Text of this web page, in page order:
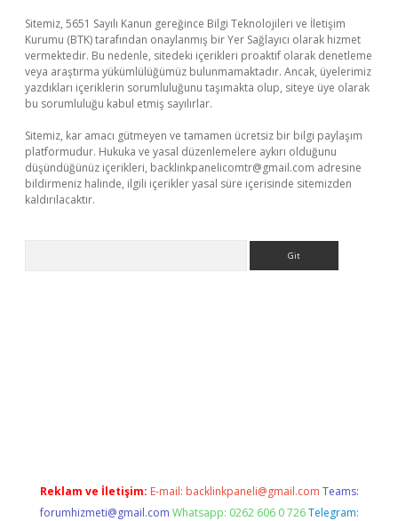
Sitemiz, 5651 Sayılı Kanun gereğince Bilgi Teknolojileri ve İletişim
Kurumu (BTK) tarafından onaylanmış bir Yer Sağlayıcı olarak hizmet
vermektedir. Bu nedenle, sitedeki içerikleri proaktif olarak denetleme
veya araştırma yükümlülüğümüz bulunmamaktadır. Ancak, üyelerimiz
yazdıkları içeriklerin sorumluluğunu taşımakta olup, siteye üye olarak
bu sorumluluğu kabul etmiş sayılırlar.
Sitemiz, kar amacı gütmeyen ve tamamen ücretsiz bir bilgi paylaşım
platformudur. Hukuka ve yasal düzenlemelere aykırı olduğunu
düşündüğünüz içerikleri, backlinkpanelicomtr@gmail.com adresine
bildirmeniz halinde, ilgili içerikler yasal süre içerisinde sitemizden
kaldırılacaktır.
Reklam ve İletişim: E-mail: backlinkpaneli@gmail.com Teams:
forumhizmeti@gmail.com Whatsapp: 0262 606 0 726 Telegram: